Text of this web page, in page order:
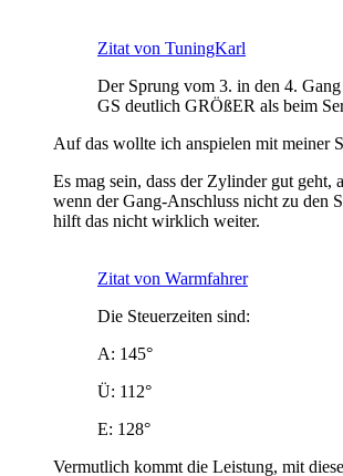
Zitat von TuningKarl
Der Sprung vom 3. in den 4.
GS deutlich GRÖßER als beim
Auf das wollte ich anspielen mit meiner
Es mag sein, dass der Zylinder gut geht,
wenn der Gang-Anschluss nicht zu den
hilft das nicht wirklich weiter.
Zitat von Warmfahrer
Die Steuerzeiten sind:
A: 145°
Ü: 112°
E: 128°
Vermutlich kommt die Leistung, mit